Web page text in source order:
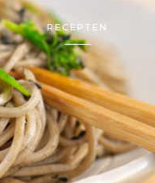
RECEPTEN